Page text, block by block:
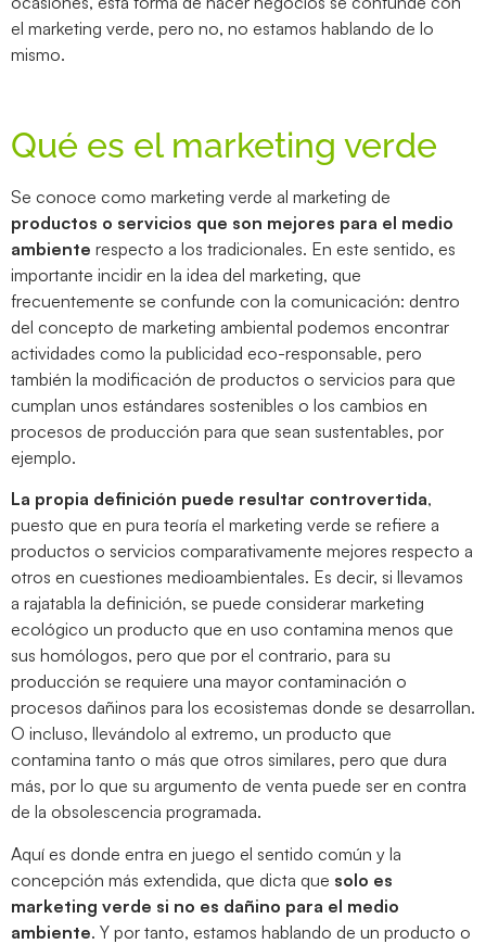
el marketing verde, pero no, no estamos hablando de lo
mismo.
Qué es el marketing verde
Se conoce como marketing verde al marketing de
productos o servicios que son mejores para el medio
ambiente respecto a los tradicionales. En este sentido, es
importante incidir en la idea del marketing, que
frecuentemente se confunde con la comunicación: dentro
del concepto de marketing ambiental podemos encontrar
actividades como la publicidad eco-responsable, pero
también la modificación de productos o servicios para que
cumplan unos estándares sostenibles o los cambios en
procesos de producción para que sean sustentables, por
ejemplo.
La propia definición puede resultar controvertida,
puesto que en pura teoría el marketing verde se refiere a
productos o servicios comparativamente mejores respecto a
otros en cuestiones medioambientales. Es decir, si llevamos
a rajatabla la definición, se puede considerar marketing
ecológico un producto que en uso contamina menos que
sus homólogos, pero que por el contrario, para su
producción se requiere una mayor contaminación o
procesos dañinos para los ecosistemas donde se desarrollan.
O incluso, llevándolo al extremo, un producto que
contamina tanto o más que otros similares, pero que dura
más, por lo que su argumento de venta puede ser en contra
de la obsolescencia programada.
Aquí es donde entra en juego el sentido común y la
concepción más extendida, que dicta que solo es
marketing verde si no es dañino para el medio
ambiente. Y por tanto, estamos hablando de un producto o